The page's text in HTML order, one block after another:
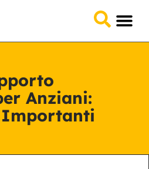
Anziani:
Importanti